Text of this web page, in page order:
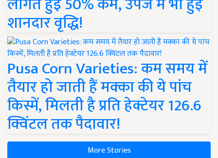
शानदार वृद्धि!
Pusa Corn Varieties: कम समय में
तैयार हो जाती हैं मक्का की ये पांच
किस्में, मिलती है प्रति हेक्टेयर 126.6
क्विंटल तक पैदावार!
More Stories